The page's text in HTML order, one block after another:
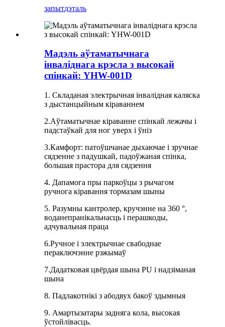
запытдэталь
Мадэль аўтаматычнага
інваліднага крэсла з высокай
спінкай: YHW-001D
1. Складаная электрычная інвалідная каляска
з дыстанцыйным кіраваннем
2.Аўтаматычнае кіраванне спінкай лежачы і
падстаўкай для ног уверх і ўніз
3.Камфорт: патоўшчанае дыхаючае і зручнае
сядзенне з падушкай, падоўжаная спінка,
большая прастора для сядзення
4. Дапамога пры паркоўцы з рычагом
ручнога кіравання тормазам шыны
5. Разумны кантролер, кручэнне на 360 °,
воданепранікальнасць і перашкоды,
адчувальная праца
6.Ручное і электрычнае свабоднае
пераключэнне рэжымаў
7.Дадатковая цвёрдая шына PU і надзіманая
шына
8. Падлакотнікі з абодвух бакоў здымныя
9. Амартызатары задняга кола, высокая
ўстойлівасць.